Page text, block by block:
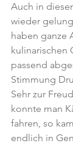
Auch in
wieder
haben ganze
kulinarischen
passend
Stimmung
Sehr zur
konnte man
fahren, so
endlich in